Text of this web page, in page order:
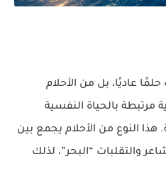
عاديًا، بل من الأحلام
مرتبطة بالحياة النفسية
هذا النوع من الأحلام يجمع بين
والتقلبات “البحر”، لذلك